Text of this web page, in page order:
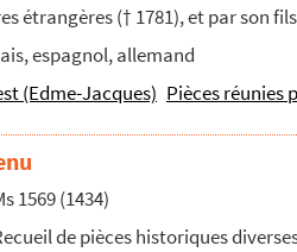
»
le Grand
étrangères († 1781), et par son
espagnol, allemand
(Edme-Jacques) Pièces réunies
1569 (1434)
de pièces historiques